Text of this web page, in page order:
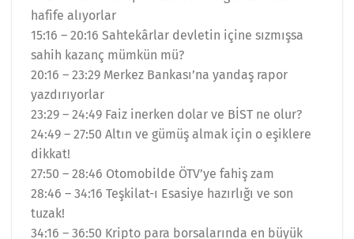
hafife alıyorlar
15:16 – 20:16 Sahtekârlar devletin içine sızmışsa
sahih kazanç mümkün mü?
20:16 – 23:29 Merkez Bankası’na yandaş rapor
yazdırıyorlar
23:29 – 24:49 Faiz inerken dolar ve BİST ne olur?
24:49 – 27:50 Altın ve gümüş almak için o eşiklere
dikkat!
27:50 – 28:46 Otomobilde ÖTV’ye fahiş zam
28:46 – 34:16 Teşkilat-ı Esasiye hazırlığı ve son
tuzak!
34:16 – 36:50 Kripto para borsalarında en büyük